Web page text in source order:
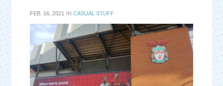
FEB. 16, 2021 IN CASUAL STUFF